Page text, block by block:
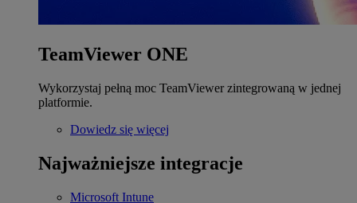
TeamViewer ONE
Wykorzystaj pełną moc TeamViewer zintegrowaną w jednej
platformie.
Dowiedz się więcej
Najważniejsze integracje
Microsoft Intune